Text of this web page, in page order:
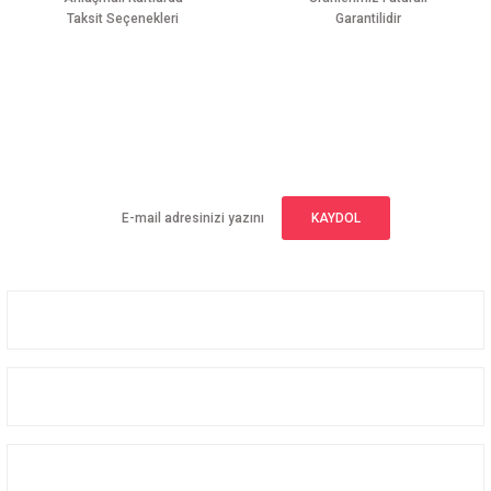
Taksit Seçenekleri
Garantilidir
KAYDOL